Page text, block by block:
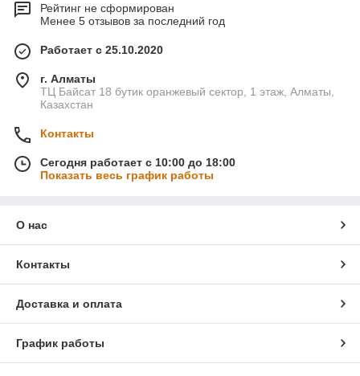
Рейтинг не сформирован
Менее 5 отзывов за последний год
Работает с 25.10.2020
г. Алматы
ТЦ Байсат 18 бутик оранжевый сектор, 1 этаж, Алматы,
Казахстан
Контакты
Сегодня работает с 10:00 до 18:00
Показать весь график работы
О нас
Контакты
Доставка и оплата
График работы